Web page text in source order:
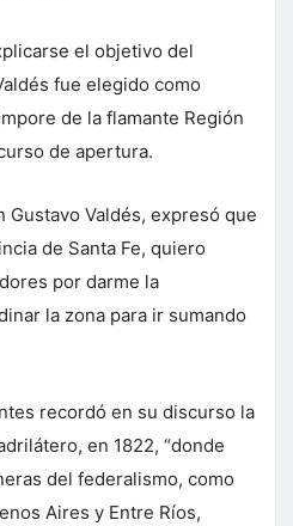
el objetivo del
fue elegido como
de la flamante Región
de apertura.
Gustavo Valdés, expresó que
de Santa Fe, quiero
por darme la
la zona para ir sumando
recordó en su discurso la
en 1822, “donde
del federalismo, como
Aires y Entre Ríos,